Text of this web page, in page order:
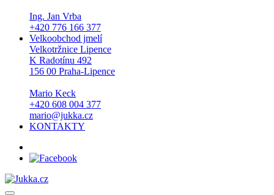
Ing. Jan Vrba
+420 776 166 377
Velkoobchod jmelí
Velkotržnice Lipence
K Radotínu 492
156 00 Praha-Lipence
Mario Keck
+420 608 004 377
mario@jukka.cz
KONTAKTY